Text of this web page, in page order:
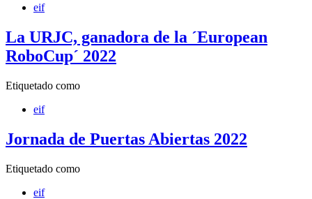
eif
La URJC, ganadora de la ´European
RoboCup´ 2022
Etiquetado como
eif
Jornada de Puertas Abiertas 2022
Etiquetado como
eif